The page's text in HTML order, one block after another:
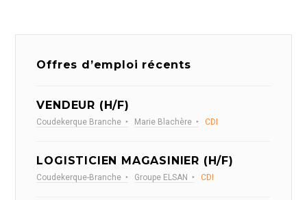
Offres d’emploi récents
VENDEUR (H/F)
Coudekerque Branche Marie Blachère CDI
LOGISTICIEN MAGASINIER (H/F)
Coudekerque-Branche Groupe ELSAN CDI